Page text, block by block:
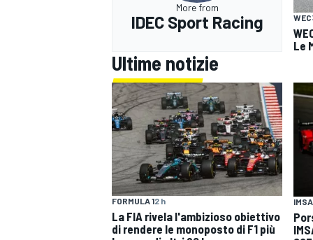
RALLY
More from
IDEC Sport Racing WEC
Le
Ultime notizie
FORMULA 12 h
La FIA rivela l'ambizioso obiettivo
di rendere le monoposto di F1 più
IMSA